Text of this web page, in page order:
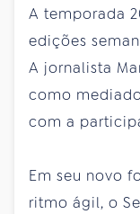
A temporada
edições
A jornalista
como
com a
Em seu novo
ritmo ágil, o